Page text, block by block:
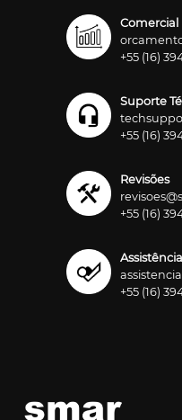
Comercial
+55 (16)
Suporte
+55 (16)
Revisões
+55 (16)
+55 (16)